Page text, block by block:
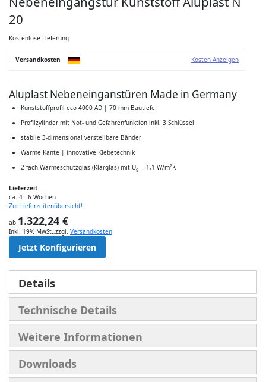
Anfang
Bildgalerie
20
Kostenlose Lieferung
Versandkosten Kosten Anzeigen
Aluplast Nebeneinganstüren Made in Germany
Kunststoffprofil eco 4000 AD | 70 mm Bautiefe
Profilzylinder mit Not- und Gefahrenfunktion inkl. 3 Schlüssel
stabile 3-dimensional verstellbare Bänder
Warme Kante | innovative Klebetechnik
2-fach Wärmeschutzglas (Klarglas) mit Ug = 1,1 W/m²K
Lieferzeit
ca. 4 - 6 Wochen
Zur Lieferzeitenübersicht!
ab 1.322,24 €
Inkl. 19% MwSt.,zzgl. Versandkosten
Jetzt Konfigurieren
Details
Technische Details
Weitere Informationen
Downloads